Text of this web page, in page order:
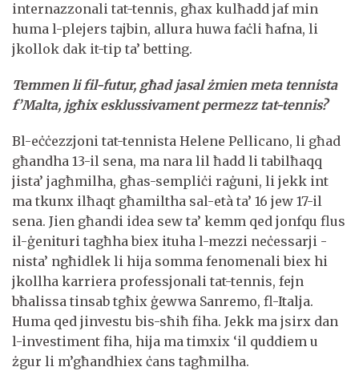
internazzonali tat-tennis, għax kulħadd jaf min
huma l-plejers tajbin, allura huwa faċli ħafna, li
jkollok dak it-tip ta’ betting.
Temmen li fil-futur, għad jasal żmien meta tennista
f’Malta, jgħix esklussivament permezz tat-tennis?
Bl-eċċezzjoni tat-tennista Helene Pellicano, li għad
għandha 13-il sena, ma nara lil ħadd li tabilħaqq
jista’ jagħmilha, għas-sempliċi raġuni, li jekk int
ma tkunx ilħaqt għamiltha sal-età ta’ 16 jew 17-il
sena. Jien għandi idea sew ta’ kemm qed jonfqu flus
il-ġenituri tagħha biex ituha l-mezzi neċessarji -
nista’ ngħidlek li hija somma fenomenali biex hi
jkollha karriera professjonali tat-tennis, fejn
bħalissa tinsab tgħix ġewwa Sanremo, fl-Italja.
Huma qed jinvestu bis-sħiħ fiha. Jekk ma jsirx dan
l-investiment fiha, hija ma timxix ‘il quddiem u
żgur li m’għandhiex ċans tagħmilha.